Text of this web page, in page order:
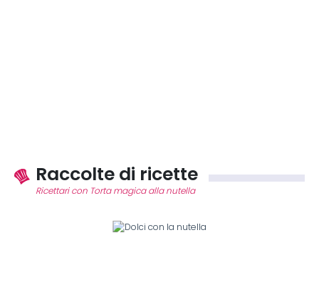
Raccolte di ricette
Ricettari con Torta magica alla nutella